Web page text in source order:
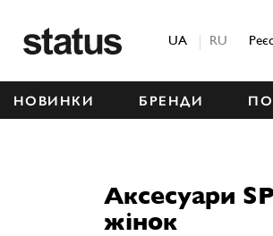
UA RU
НОВИНКИ БРЕНДИ
Аксесуари
жінок